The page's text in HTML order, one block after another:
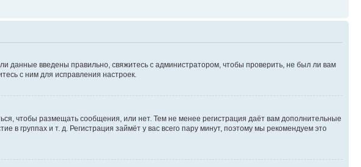
данные введены правильно, свяжитесь с администратором, чтобы проверить, не был ли вам
с ним для исправления настроек.
чтобы размещать сообщения, или нет. Тем не менее регистрация даёт вам дополнительные
группах и т. д. Регистрация займёт у вас всего пару минут, поэтому мы рекомендуем это